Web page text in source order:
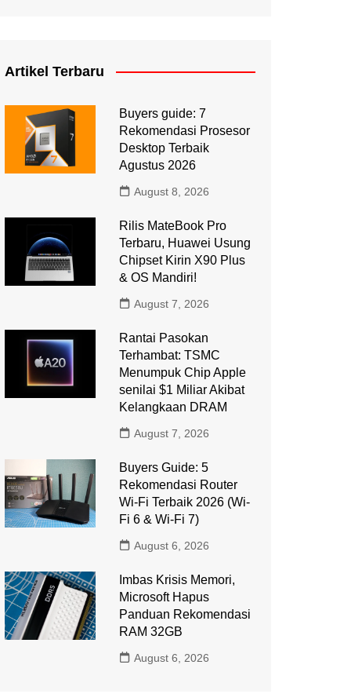
Artikel Terbaru
Buyers guide: 7
Rekomendasi Prosesor
Desktop Terbaik
Agustus 2026
August 8, 2026
Rilis MateBook Pro
Terbaru, Huawei Usung
Chipset Kirin X90 Plus
& OS Mandiri!
August 7, 2026
Rantai Pasokan
Terhambat: TSMC
Menumpuk Chip Apple
senilai $1 Miliar Akibat
Kelangkaan DRAM
August 7, 2026
Buyers Guide: 5
Rekomendasi Router
Wi-Fi Terbaik 2026 (Wi-
Fi 6 & Wi-Fi 7)
August 6, 2026
Imbas Krisis Memori,
Microsoft Hapus
Panduan Rekomendasi
RAM 32GB
August 6, 2026